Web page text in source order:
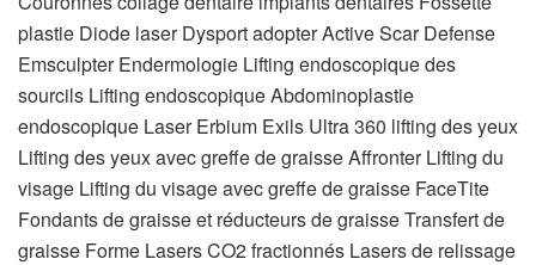
plastie Diode laser Dysport adopter Active Scar Defense
Emsculpter Endermologie Lifting endoscopique des
sourcils Lifting endoscopique Abdominoplastie
endoscopique Laser Erbium Exils Ultra 360 lifting des yeux
Lifting des yeux avec greffe de graisse Affronter Lifting du
visage Lifting du visage avec greffe de graisse FaceTite
Fondants de graisse et réducteurs de graisse Transfert de
graisse Forme Lasers CO2 fractionnés Lasers de relissage